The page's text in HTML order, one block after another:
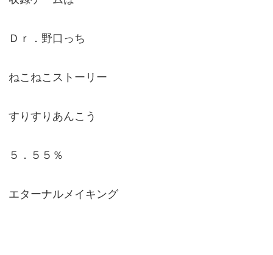
Ｄｒ．野口っち
ねこねこストーリー
すりすりあんこう
５．５５％
エターナルメイキング